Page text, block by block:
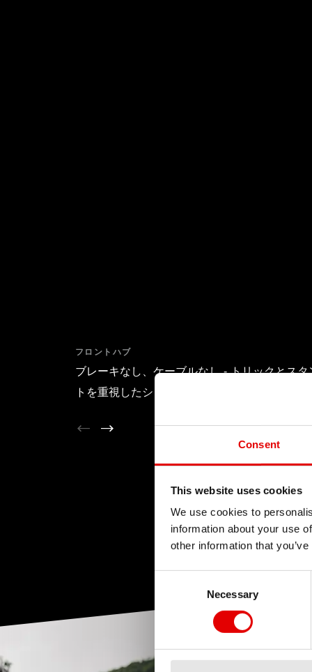
Consent
This website uses cookies
We use cookies to
information about your use
other information that
Necessary
フロントハブ
ブレーキなし、ケーブルなし ‐ トリックとスタ
トを重視したシンプルな構造。